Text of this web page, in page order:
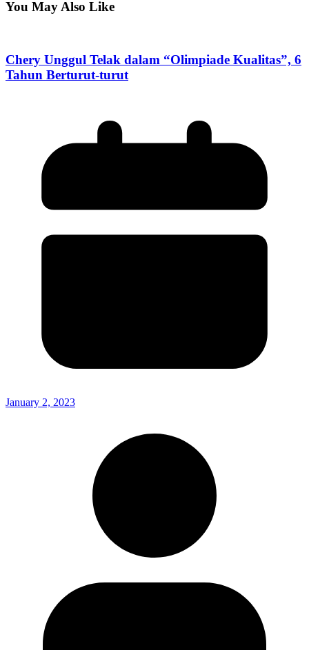
You May Also Like
Chery Unggul Telak dalam “Olimpiade Kualitas”, 6
Tahun Berturut-turut
January 2, 2023